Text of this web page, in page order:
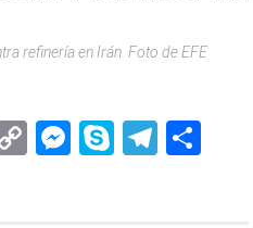
refinería en Irán. Foto de EFE
CopyMessenger
Skype